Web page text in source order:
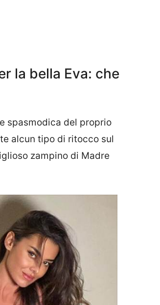
la bella Eva: che
spasmodica del proprio
alcun tipo di ritocco sul
zampino di Madre